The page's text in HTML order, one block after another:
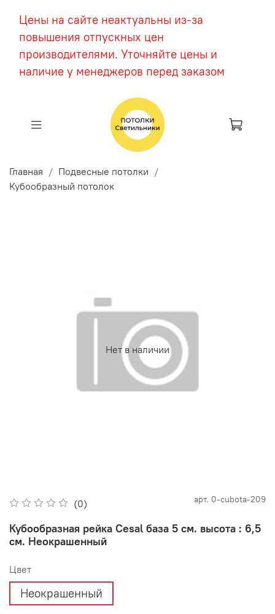
Цены на сайте неактуальны из-за
повышения отпускных цен
производителями. Уточняйте цены и
наличие у менеджеров перед заказом
Главная
Подвесные потолки
Кубообразный потолок
Нет в наличии
(0) арт. 0-cubota-209
Кубообразная рейка Cesal база 5 см. высота : 6,5
см. Неокрашенный
Цвет
Неокрашенный